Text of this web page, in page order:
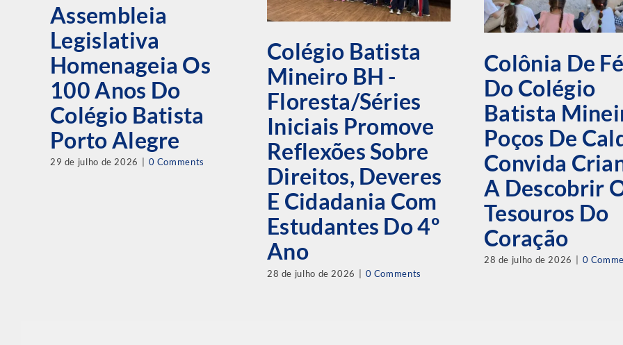
Assembleia
Legislativa
Homenageia Os
100 Anos Do
Colégio Batista
Porto Alegre
29 de julho de 2026 0 Comments
Colégio Batista
Mineiro BH -
Floresta/Séries
Iniciais Promove
Reflexões Sobre
Direitos, Deveres
E Cidadania Com
Estudantes Do 4º
Ano
28 de julho de 2026 0 Comments
Colônia De
Do Colégio
Batista
Poços De
Convida
A Descobrir
Tesouros Do
Coração
28 de julho de 2026 0